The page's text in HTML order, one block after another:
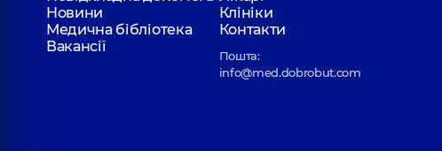
Новини
Клініки
Медична бібліотека
Контакти
Вакансії
Пошта:
info@med.dobrobut.com